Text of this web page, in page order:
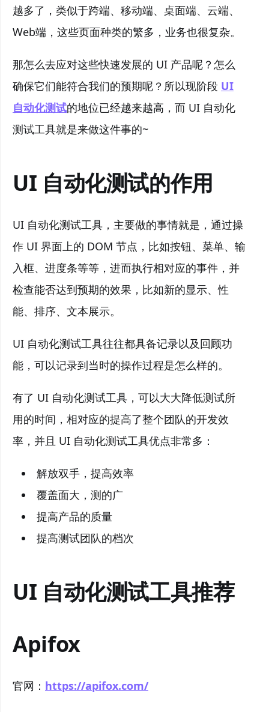
越多了，类似于跨端、移动端、桌面端、云端、
Web端，这些页面种类的繁多，业务也很复杂。
那怎么去应对这些快速发展的 UI 产品呢？怎么
确保它们能符合我们的预期呢？所以现阶段 UI
自动化测试的地位已经越来越高，而 UI 自动化
测试工具就是来做这件事的~
UI 自动化测试的作用
UI 自动化测试工具，主要做的事情就是，通过操
作 UI 界面上的 DOM 节点，比如按钮、菜单、输
入框、进度条等等，进而执行相对应的事件，并
检查能否达到预期的效果，比如新的显示、性
能、排序、文本展示。
UI 自动化测试工具往往都具备记录以及回顾功
能，可以记录到当时的操作过程是怎么样的。
有了 UI 自动化测试工具，可以大大降低测试所
用的时间，相对应的提高了整个团队的开发效
率，并且 UI 自动化测试工具优点非常多：
解放双手，提高效率
覆盖面大，测的广
提高产品的质量
提高测试团队的档次
UI 自动化测试工具推荐
Apifox
官网： https://apifox.com/